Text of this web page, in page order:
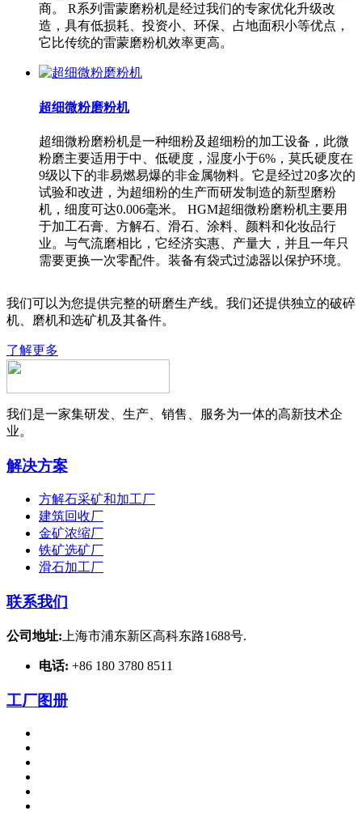
商。 R系列雷蒙磨粉机是经过我们的专家优化升级改
造，具有低损耗、投资小、环保、占地面积小等优点，
它比传统的雷蒙磨粉机效率更高。
超细微粉磨粉机
超细微粉磨粉机是一种细粉及超细粉的加工设备，此微
粉磨主要适用于中、低硬度，湿度小于6%，莫氏硬度在
9级以下的非易燃易爆的非金属物料。它是经过20多次的
试验和改进，为超细粉的生产而研发制造的新型磨粉
机，细度可达0.006毫米。 HGM超细微粉磨粉机主要用
于加工石膏、方解石、滑石、涂料、颜料和化妆品行
业。与气流磨相比，它经济实惠、产量大，并且一年只
需要更换一次零配件。装备有袋式过滤器以保护环境。
我们可以为您提供完整的研磨生产线。我们还提供独立的破碎
机、磨机和选矿机及其备件。
了解更多
我们是一家集研发、生产、销售、服务为一体的高新技术企
业。
解决方案
方解石采矿和加工厂
建筑回收厂
金矿浓缩厂
铁矿选矿厂
滑石加工厂
联系我们
公司地址: 上海市浦东新区高科东路1688号.
电话: +86 180 3780 8511
工厂图册